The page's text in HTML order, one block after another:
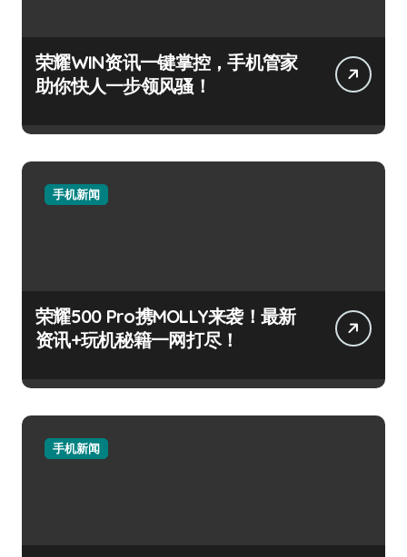
荣耀WIN资讯一键掌控，手机管家
助你快人一步领风骚！
手机新闻
荣耀500 Pro携MOLLY来袭！最新
资讯+玩机秘籍一网打尽！
手机新闻